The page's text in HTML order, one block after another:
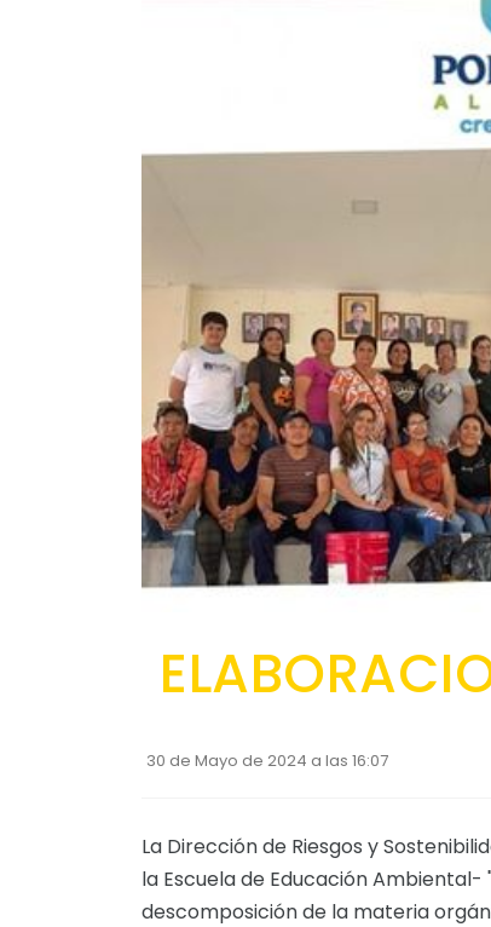
30 de Mayo de 2024 a las 16:07
La Dirección de Riesgos y
la Escuela de Educación
descomposición de la materia